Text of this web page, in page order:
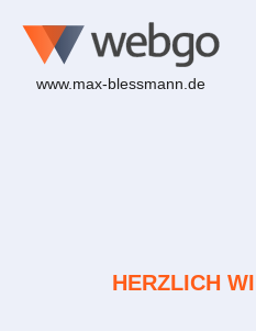
www.max-blessmann.de
HERZLICH